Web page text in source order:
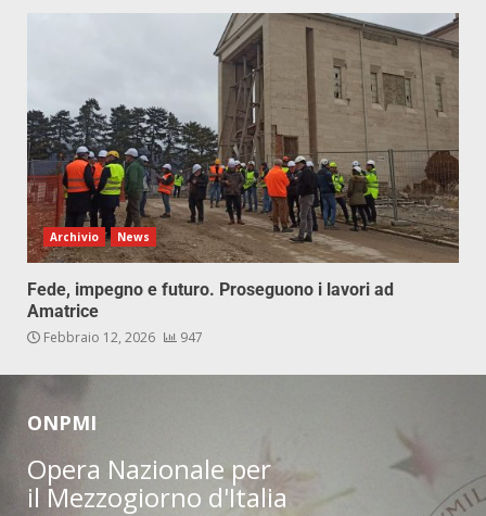
Archivio News
Fede, impegno e futuro. Proseguono i lavori ad
Amatrice
Febbraio 12, 2026 947
ONPMI
Opera Nazionale per
il Mezzogiorno d'Italia